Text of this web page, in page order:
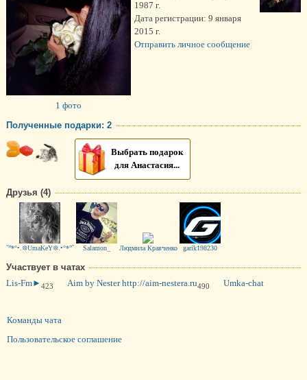
1 фото
1987 г.
Дата регистрации: 9 января
2015 г.
Отправить личное сообщение
Полученные подарки: 2
Выбрать подарок
для Анастасия...
Друзья (4)
˜”*°•.❊UmaKeY❊.•°*”˜ Salamon_ Людмила Кравченко garik198230
Участвует в чатах
Lis-Fm► 423 Aim by Nester http://aim-nestera.ru490 Umka-chat
Команды чата
Пользовательское соглашение